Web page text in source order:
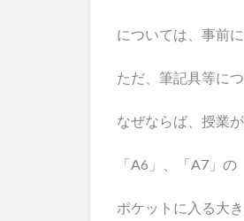
については、事前
ただ、筆記具等に
なぜならば、授業
「A6」、「A7」
ポケットに入る大